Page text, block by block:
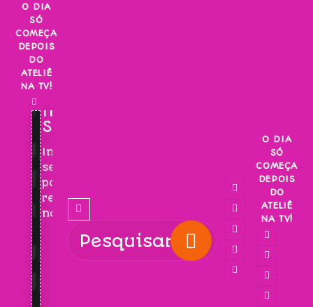
Skip
content
O DIA
SÓ
COMEÇA
DEPOIS
DO
ATELIÊ
NA TV!
INSCREVA-
SE!
Inscreva-
se
para
receber
novidades!
O DIA
SÓ
COMEÇA
DEPOIS
DO
ATELIÊ
NA TV!